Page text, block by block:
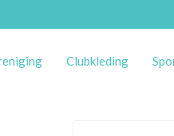
Clubkleding